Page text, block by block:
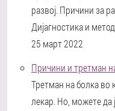
развој. Причини за
Дијагностика и
25 март 2022
Причини и третман
Третман на болка во
лекар. Но, можете да